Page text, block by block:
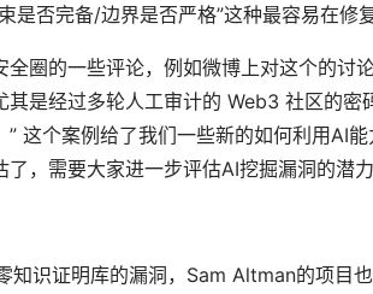
是否完备/边界是否严格”这种最容易在修
全圈的一些评论，例如微博上对这个的讨
其是经过多轮人工审计的 Web3 社区的
” 这个案例给了我们一些新的如何利用AI
，需要大家进一步评估AI挖掘漏洞的潜力
知识证明库的漏洞，Sam Altman的项目